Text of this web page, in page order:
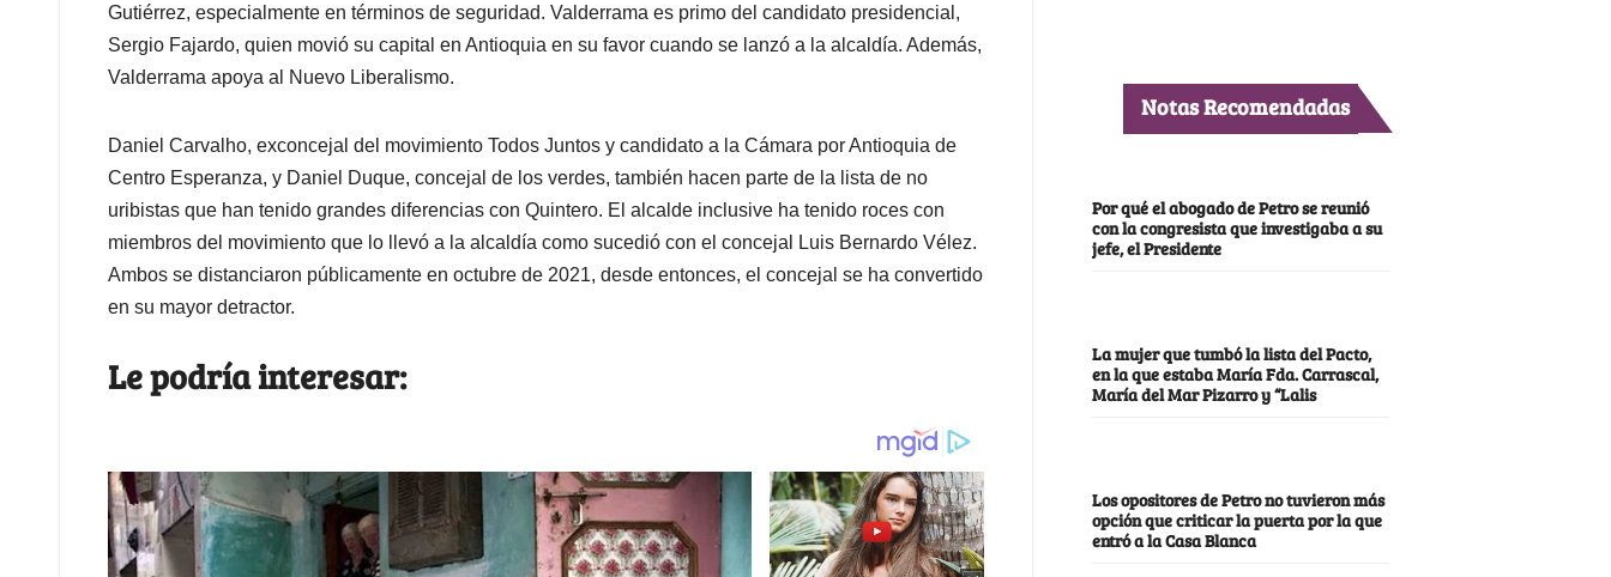
Gutiérrez, especialmente en términos de seguridad. Valderrama es primo del candidato presidencial,
Sergio Fajardo, quien movió su capital en Antioquia en su favor cuando se lanzó a la alcaldía. Además,
Valderrama apoya al Nuevo Liberalismo.
Daniel Carvalho, exconcejal del movimiento Todos Juntos y candidato a la Cámara por Antioquia de
Centro Esperanza, y Daniel Duque, concejal de los verdes, también hacen parte de la lista de no
uribistas que han tenido grandes diferencias con Quintero. El alcalde inclusive ha tenido roces con
miembros del movimiento que lo llevó a la alcaldía como sucedió con el concejal Luis Bernardo Vélez.
Ambos se distanciaron públicamente en octubre de 2021, desde entonces, el concejal se ha convertido
en su mayor detractor.
Le podría interesar:
Notas Recomendadas
Por qué el abogado de Petro se reunió
con la congresista que investigaba a su
jefe, el Presidente
La mujer que tumbó la lista del Pacto,
en la que estaba María Fda. Carrascal,
María del Mar Pizarro y “Lalis
Los opositores de Petro no tuvieron más
opción que criticar la puerta por la que
entró a la Casa Blanca